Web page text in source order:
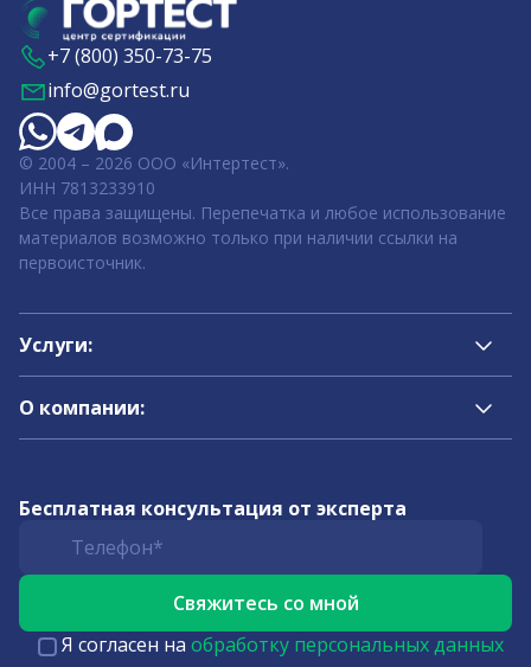
+7 (800) 350-73-75
info@gortest.ru
© 2004 – 2026 ООО «Интертест».
ИНН 7813233910
Все права защищены. Перепечатка и любое использование
материалов возможно только при наличии ссылки на
первоисточник.
Услуги:
О компании:
Бесплатная консультация от эксперта
Я согласен на обработку персональных данных